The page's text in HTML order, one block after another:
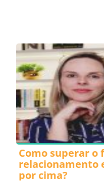
Como superar o
relacionamento
por cima?